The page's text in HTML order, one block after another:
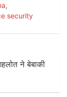
,
security
ने बेबाकी